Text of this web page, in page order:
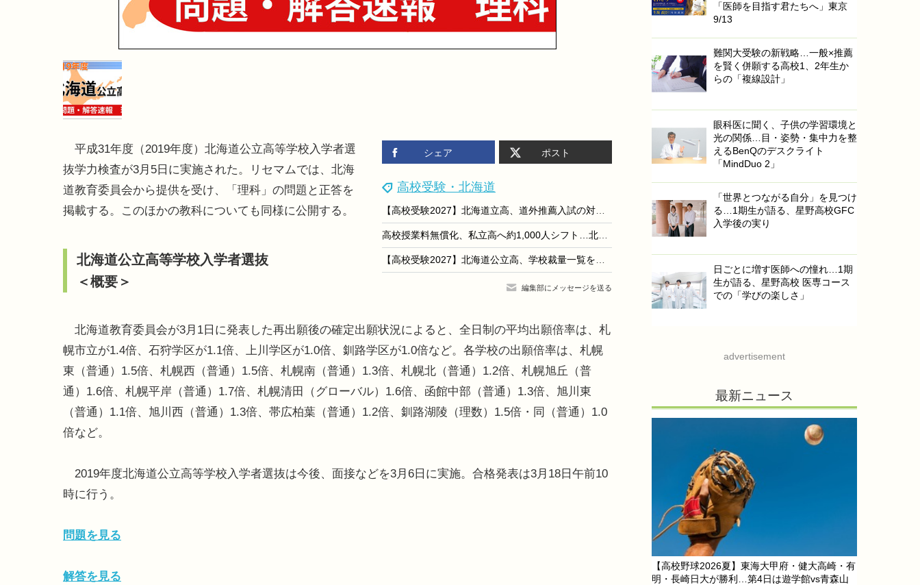
シェア ポスト
高校受験・北海道
【高校受験2027】北海道立高、道外推薦入試の対象54校79学科を掲載
高校授業料無償化、私立高へ約1,000人シフト…北海道教委が分析
【高校受験2027】北海道公立高、学校裁量一覧を公表…傾斜配点は12校
編集部にメッセージを送る
平成31年度（2019年度）北海道公立高等学校入学者選
抜学力検査が3月5日に実施された。リセマムでは、北海
道教育委員会から提供を受け、「理科」の問題と正答を
掲載する。このほかの教科についても同様に公開する。
北海道公立高等学校入学者選抜
＜概要＞
北海道教育委員会が3月1日に発表した再出願後の確定出願状況によると、全日制の平均出願倍率は、札
幌市立が1.4倍、石狩学区が1.1倍、上川学区が1.0倍、釧路学区が1.0倍など。各学校の出願倍率は、札幌
東（普通）1.5倍、札幌西（普通）1.5倍、札幌南（普通）1.3倍、札幌北（普通）1.2倍、札幌旭丘（普
通）1.6倍、札幌平岸（普通）1.7倍、札幌清田（グローバル）1.6倍、函館中部（普通）1.3倍、旭川東
（普通）1.1倍、旭川西（普通）1.3倍、帯広柏葉（普通）1.2倍、釧路湖陵（理数）1.5倍・同（普通）1.0
倍など。
2019年度北海道公立高等学校入学者選抜は今後、面接などを3月6日に実施。合格発表は3月18日午前10
時に行う。
問題を見る
解答を見る
「医師を目指す君たちへ」東京
9/13
難関大受験の新戦略…一般×推薦
を賢く併願する高校1、2年生か
らの「複線設計」
眼科医に聞く、子供の学習環境と
光の関係…目・姿勢・集中力を整
えるBenQのデスクライト
「MindDuo 2」
「世界とつながる自分」を見つけ
る…1期生が語る、星野高校GFC
入学後の実り
日ごとに増す医師への憧れ…1期
生が語る、星野高校 医専コース
での「学びの楽しさ」
advertisement
最新ニュース
【高校野球2026夏】東海大甲府・健大高崎・有
明・長崎日大が勝利…第4日は遊学館vs青森山